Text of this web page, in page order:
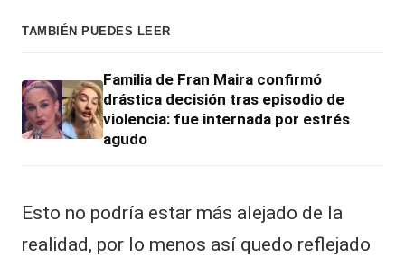
TAMBIÉN PUEDES LEER
Familia de Fran Maira confirmó
drástica decisión tras episodio de
violencia: fue internada por estrés
agudo
Esto no podría estar más alejado de la
realidad, por lo menos así quedo reflejado